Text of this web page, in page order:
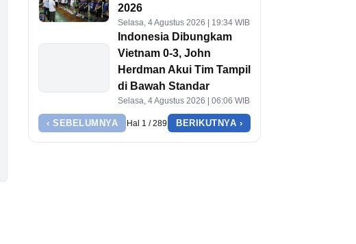
2026
Selasa, 4 Agustus 2026 | 19:34 WIB
Indonesia Dibungkam
Vietnam 0-3, John
Herdman Akui Tim Tampil
di Bawah Standar
Selasa, 4 Agustus 2026 | 06:06 WIB
‹ SEBELUMNYA Hal 1 / 289 BERIKUTNYA ›